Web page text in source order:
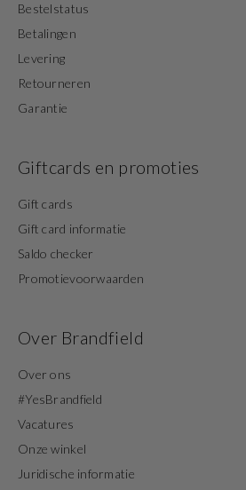
Bestelstatus
Betalingen
Levering
Retourneren
Garantie
Giftcards en promoties
Gift cards
Gift card informatie
Saldo checker
Promotievoorwaarden
Over Brandfield
Over ons
#YesBrandfield
Vacatures
Onze winkel
Juridische informatie